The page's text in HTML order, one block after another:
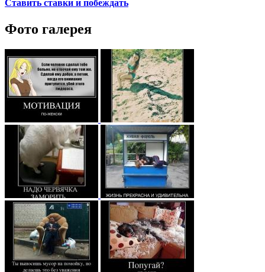
Ставить ставки и побеждать
Фото галерея